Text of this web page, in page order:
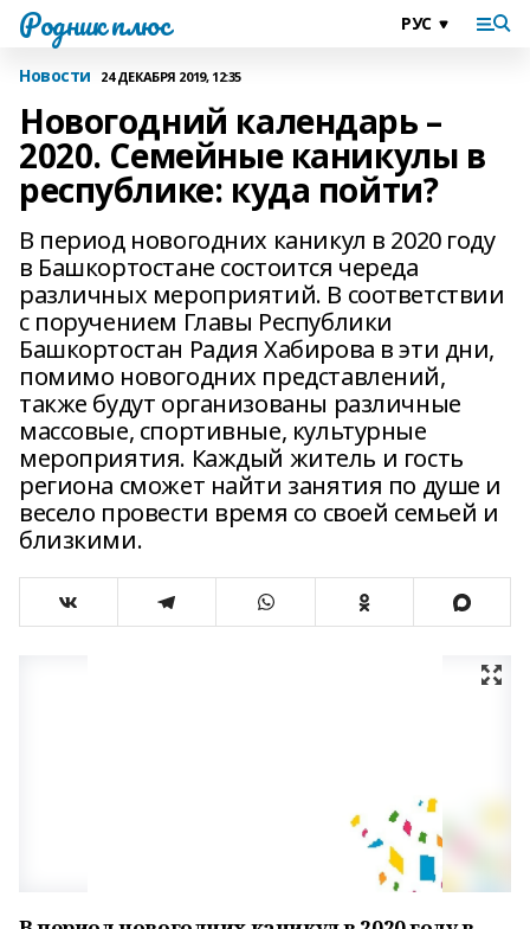
Родник плюс
Новости 24 ДЕКАБРЯ 2019, 12:35
Новогодний календарь –
2020. Семейные каникулы в
республике: куда пойти?
В период новогодних каникул в 2020 году
в Башкортостане состоится череда
различных мероприятий. В соответствии
с поручением Главы Республики
Башкортостан Радия Хабирова в эти дни,
помимо новогодних представлений,
также будут организованы различные
массовые, спортивные, культурные
мероприятия. Каждый житель и гость
региона сможет найти занятия по душе и
весело провести время со своей семьей и
близкими.